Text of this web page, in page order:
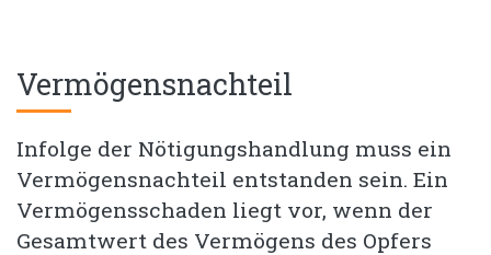
Vermögensnachteil
Infolge der Nötigungshandlung muss ein
Vermögensnachteil entstanden sein. Ein
Vermögensschaden liegt vor, wenn der
Gesamtwert des Vermögens des Opfers